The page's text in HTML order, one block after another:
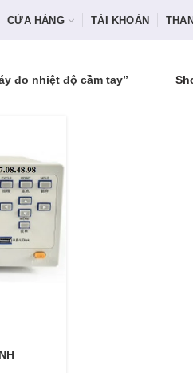
CỬA HÀNG TÀI KHOẢN
đo nhiệt độ cầm tay”